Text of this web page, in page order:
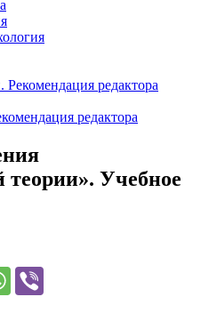
редактора
редактора
Учебное